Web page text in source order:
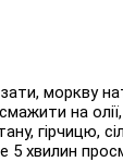
моркву
на
гірчицю,
хвилин